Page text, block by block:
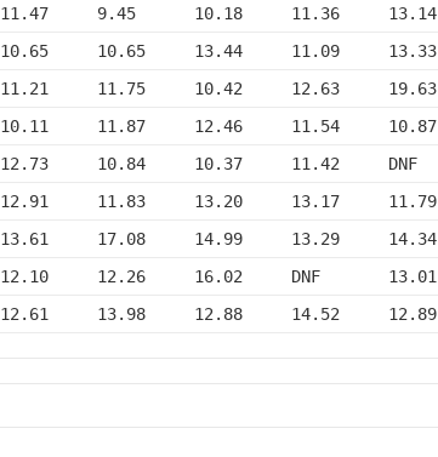
11.47     9.45      10.18     11.36     13.14
10.65     10.65     13.44     11.09     13.33
11.21     11.75     10.42     12.63     19.63
10.11     11.87     12.46     11.54     10.87
12.73     10.84     10.37     11.42     DNF
12.91     11.83     13.20     13.17     11.79
13.61     17.08     14.99     13.29     14.34
12.10     12.26     16.02     DNF       13.01
12.61     13.98     12.88     14.52     12.89